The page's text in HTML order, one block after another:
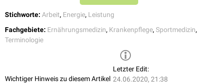
Handwerker
2,0-2,4
Bauarbeiter, Landwirte, Waldarbeiter,
Stichworte: Arbeit, Energie, Leistung
Fachgebiete: Ernährungsmedizin, Krankenpflege, Sportmedizin,
Terminologie
Wichtiger Hinweis zu diesem Artikel
Letzter Edit:
24.06.2020, 21:38